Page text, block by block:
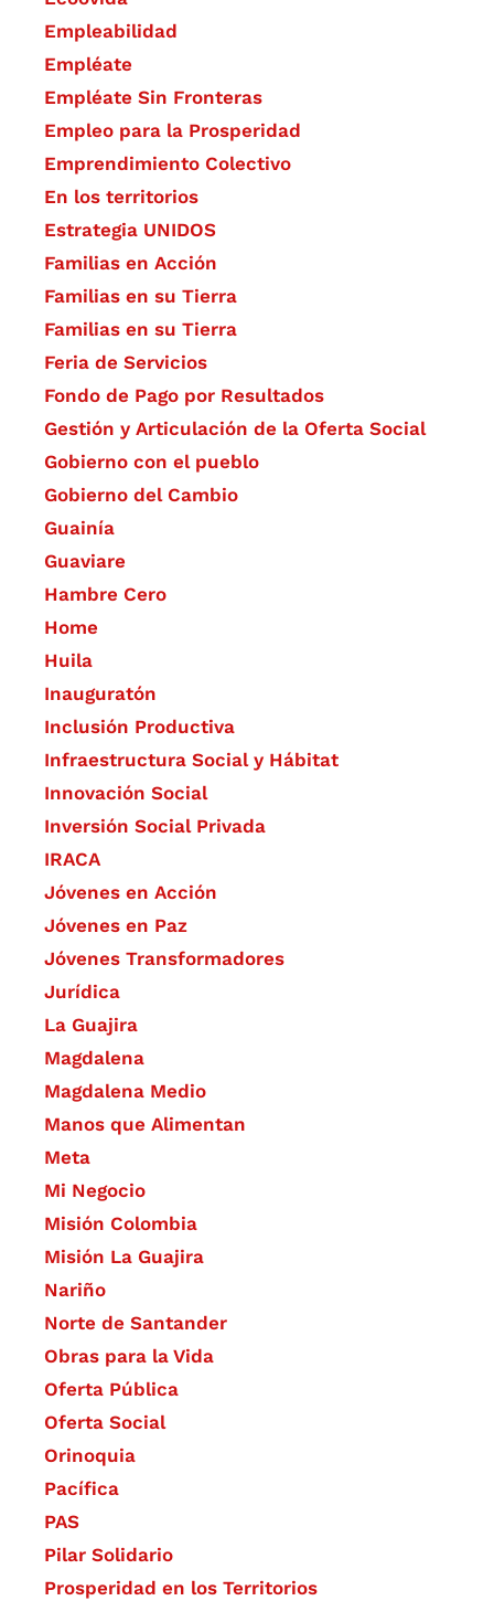
Empleabilidad
Empléate
Empléate Sin Fronteras
Empleo para la Prosperidad
Emprendimiento Colectivo
En los territorios
Estrategia UNIDOS
Familias en Acción
Familias en su Tierra
Familias en su Tierra
Feria de Servicios
Fondo de Pago por Resultados
Gestión y Articulación de la Oferta Social
Gobierno con el pueblo
Gobierno del Cambio
Guainía
Guaviare
Hambre Cero
Home
Huila
Inauguratón
Inclusión Productiva
Infraestructura Social y Hábitat
​Innovación Social
Inversión Social Privada
IRACA
Jóvenes en Acción
Jóvenes en Paz
Jóvenes Transformadores
Jurídica
La Guajira
Magdalena
Magdalena Medio
Manos que Alimentan
Meta
Mi Negocio
Misión Colombia
Misión La Guajira
Nariño
Norte de Santander
Obras para la Vida
Oferta Pública
Oferta Social​​
Orinoquia
Pacífica
PAS
Pilar Solidario
Prosperidad en los Territorios